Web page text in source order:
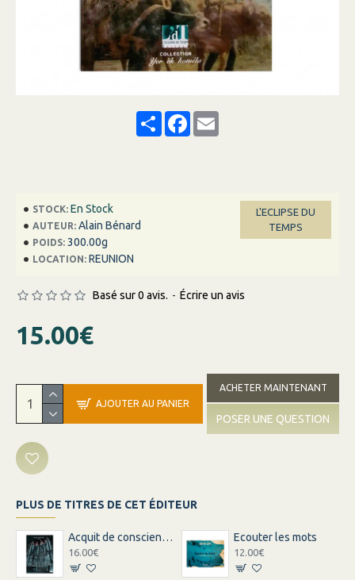
ShareFacebook
Email
STOCK: En Stock
AUTEUR: Alain Bénard
POIDS: 300.00g
LOCATION: REUNION
L'ECLIPSE DU
TEMPS
Basé sur 0 avis. - Écrire un avis
15.00€
AJOUTER AU PANIER
ACHETER MAINTENANT
POSER UNE QUESTION
PLUS DE TITRES DE CET ÉDITEUR
Acquit de conscience - Un procès ordinaire
16.00€
Ecouter les mots
12.00€